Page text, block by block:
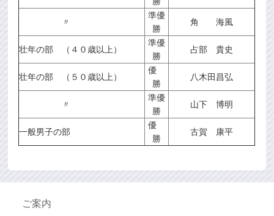
〃
準優
勝
角 海風
壮年の部 （４０歳以上）
準優
勝
占部 貴史
壮年の部 （５０歳以上）
優
勝
八木田昌弘
〃
準優
勝
山下 博明
一般男子の部
優
勝
古賀 康平
ご案内